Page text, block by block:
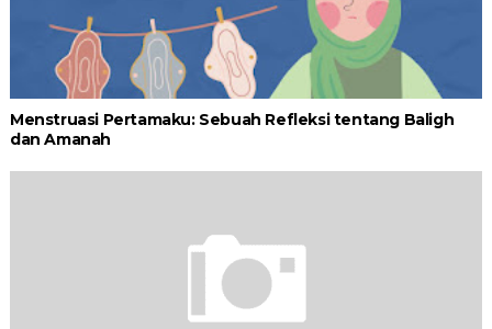
Menstruasi Pertamaku: Sebuah Refleksi tentang Baligh
dan Amanah